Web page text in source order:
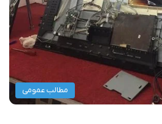
مطالب عمومی